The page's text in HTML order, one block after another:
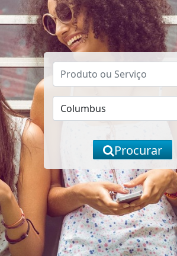
Procurar